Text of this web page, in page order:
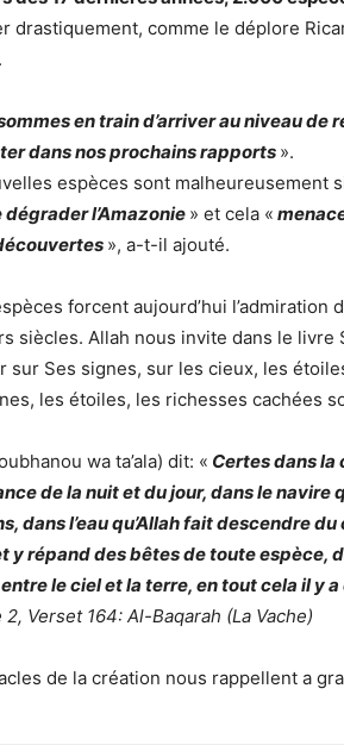
drastiquement, comme le déplore
en train d’arriver au niveau de
dans nos prochains rapports ».
espèces sont malheureusement
l’Amazonie » et cela «
», a-t-il ajouté.
forcent aujourd’hui
siècles. Allah nous invite dans le
sur Ses signes, sur les cieux, les
les étoiles, les richesses cachées
wa ta’ala) dit: « Certes dans la
de la nuit et du jour, dans le
dans l’eau qu’Allah fait descendre
y répand des bêtes de toute espèce,
le ciel et la terre, en tout cela il y
2, Verset 164: Al-Baqarah (La Vache)
de la création nous rappellent a